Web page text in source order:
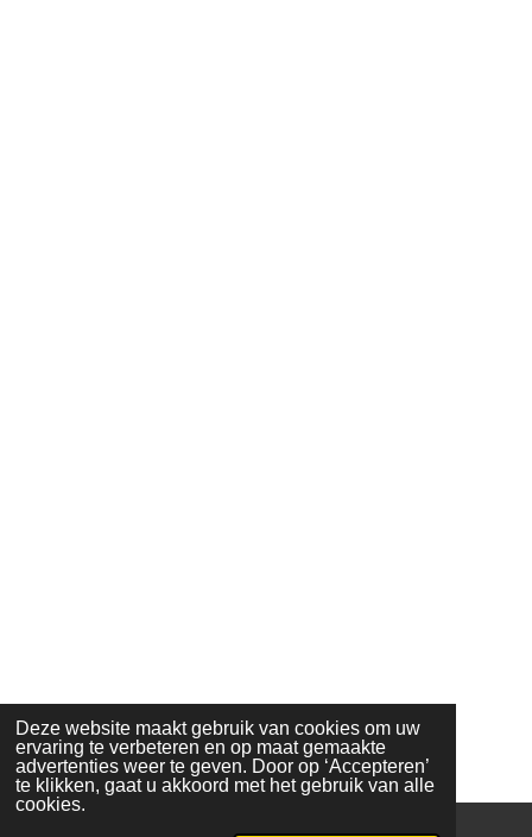
Deze website maakt gebruik van cookies om uw
ervaring te verbeteren en op maat gemaakte
advertenties weer te geven. Door op ‘Accepteren’
te klikken, gaat u akkoord met het gebruik van alle
cookies.